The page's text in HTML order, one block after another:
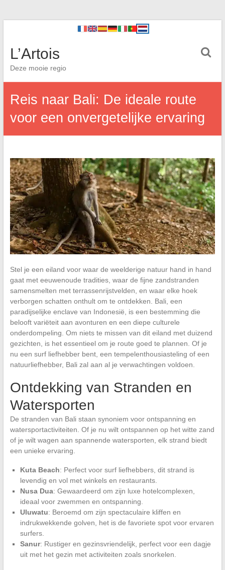
L’Artois
Deze mooie regio
Reis naar Bali: De ideale route
voor een onvergetelijke ervaring
Stel je een eiland voor waar de weelderige natuur hand in hand
gaat met eeuwenoude tradities, waar de fijne zandstranden
samensmelten met terrassenrijstvelden, en waar elke hoek
verborgen schatten onthult om te ontdekken. Bali, een
paradijselijke enclave van Indonesië, is een bestemming die
belooft variëteit aan avonturen en een diepe culturele
onderdompeling. Om niets te missen van dit eiland met duizend
gezichten, is het essentieel om je route goed te plannen. Of je
nu een surf liefhebber bent, een tempelenthousiasteling of een
natuurliefhebber, Bali zal aan al je verwachtingen voldoen.
Ontdekking van Stranden en
Watersporten
De stranden van Bali staan synoniem voor ontspanning en
watersportactiviteiten. Of je nu wilt ontspannen op het witte zand
of je wilt wagen aan spannende watersporten, elk strand biedt
een unieke ervaring.
Kuta Beach: Perfect voor surf liefhebbers, dit strand is
levendig en vol met winkels en restaurants.
Nusa Dua: Gewaardeerd om zijn luxe hotelcomplexen,
ideaal voor zwemmen en ontspanning.
Uluwatu: Beroemd om zijn spectaculaire kliffen en
indrukwekkende golven, het is de favoriete spot voor ervaren
surfers.
Sanur: Rustiger en gezinsvriendelijk, perfect voor een dagje
uit met het gezin met activiteiten zoals snorkelen.